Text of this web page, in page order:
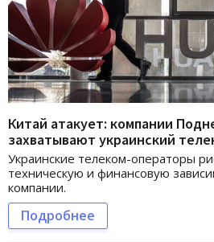
Китай атакует: компании
захватывают украинский
Украинские телеком-операторы
техническую и финансовую
компании.
Подробнее